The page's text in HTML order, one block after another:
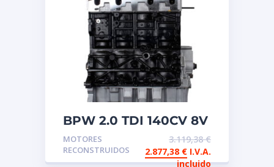
BPW 2.0 TDI 140CV 8V
Motor de intercambio
reconstruido
MOTORES
RECONSTRUIDOS
3.119,38€
2.877,38 € I.V.A.
incluido